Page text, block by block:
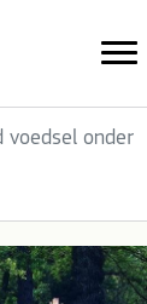
voedsel onder